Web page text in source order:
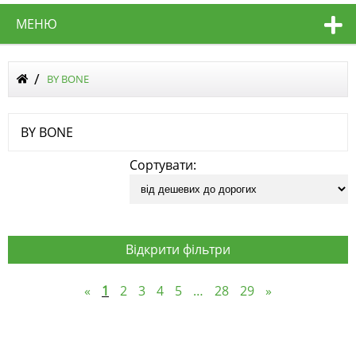
МЕНЮ
BY BONE
BY BONE
Сортувати:
Відкрити фільтри
« 1 2 3 4 5 … 28 29 »